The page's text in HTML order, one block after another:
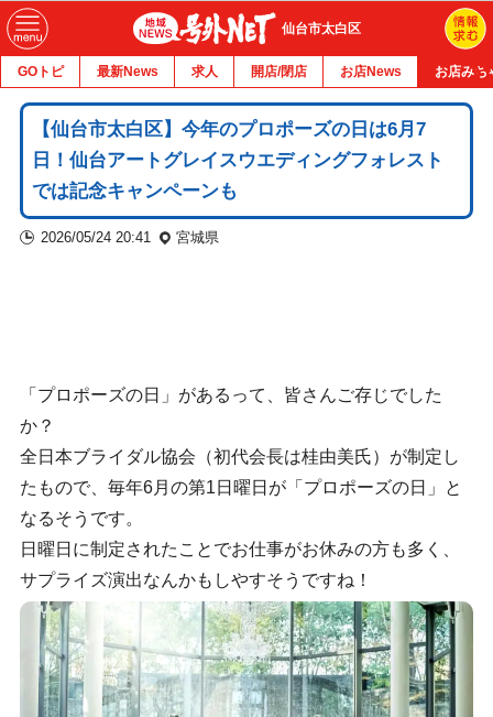
仙台市太白区
GOトピ 最新News 求人 開店/閉店 お店News お店みち
【仙台市太白区】今年のプロポーズの日は6月7
日！仙台アートグレイスウエディングフォレスト
では記念キャンペーンも
2026/05/24 20:41 宮城県
「プロポーズの日」があるって、皆さんご存じでした
か？
全日本ブライダル協会（初代会長は桂由美氏）が制定し
たもので、毎年6月の第1日曜日が「プロポーズの日」と
なるそうです。
日曜日に制定されたことでお仕事がお休みの方も多く、
サプライズ演出なんかもしやすそうですね！